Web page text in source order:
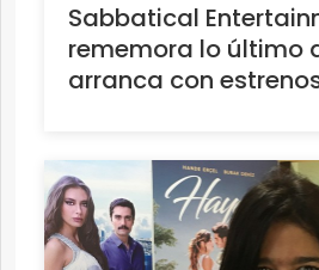
Sabbatical
rememora lo último
arranca con